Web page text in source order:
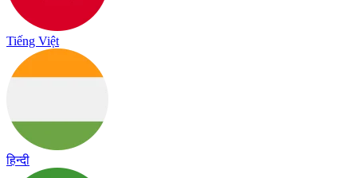
Tiếng Việt
हिन्दी